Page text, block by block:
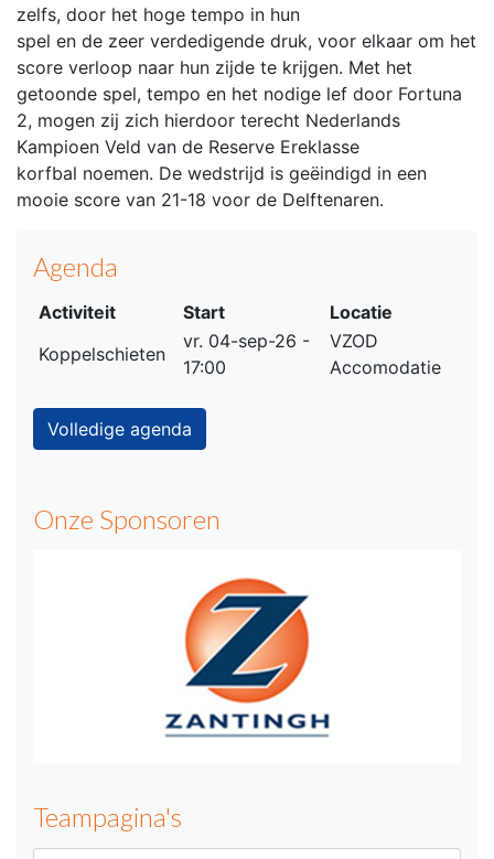
zelfs, door het hoge tempo in hun
spel en de zeer verdedigende druk, voor elkaar om het
score verloop naar hun zijde te krijgen. Met het
getoonde spel, tempo en het nodige lef door Fortuna
2, mogen zij zich hierdoor terecht Nederlands
Kampioen Veld van de Reserve Ereklasse
korfbal noemen. De wedstrijd is geëindigd in een
mooie score van 21-18 voor de Delftenaren.
Agenda
Activiteit Start
Locatie
Koppelschieten
vr. 04-sep-26 -
17:00
VZOD
Accomodatie
Volledige agenda
Onze Sponsoren
Teampagina's